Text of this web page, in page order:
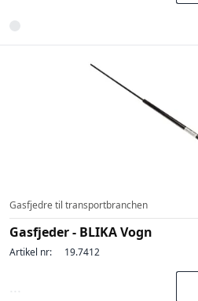
Gasfjedre til transportbranchen
Gasfjeder - BLIKA Vogn
Artikel nr: 19.7412
...